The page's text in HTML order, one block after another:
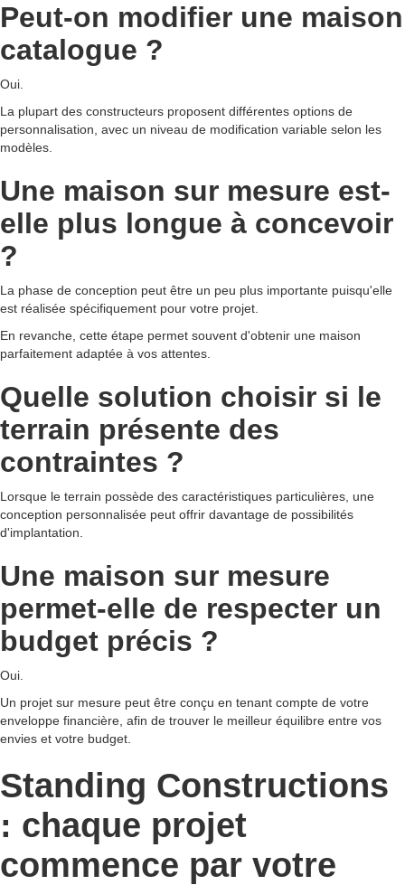
Peut-on modifier une maison
catalogue ?
Oui.
La plupart des constructeurs proposent différentes options de
personnalisation, avec un niveau de modification variable selon les
modèles.
Une maison sur mesure est-
elle plus longue à concevoir
?
La phase de conception peut être un peu plus importante puisqu'elle
est réalisée spécifiquement pour votre projet.
En revanche, cette étape permet souvent d'obtenir une maison
parfaitement adaptée à vos attentes.
Quelle solution choisir si le
terrain présente des
contraintes ?
Lorsque le terrain possède des caractéristiques particulières, une
conception personnalisée peut offrir davantage de possibilités
d'implantation.
Une maison sur mesure
permet-elle de respecter un
budget précis ?
Oui.
Un projet sur mesure peut être conçu en tenant compte de votre
enveloppe financière, afin de trouver le meilleur équilibre entre vos
envies et votre budget.
Standing Constructions
: chaque projet
commence par votre